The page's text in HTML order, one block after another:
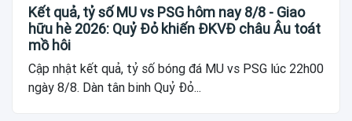
Kết quả, tỷ số MU vs PSG hôm nay 8/8 - Giao
hữu hè 2026: Quỷ Đỏ khiến ĐKVĐ châu Âu toát
mồ hôi
Cập nhật kết quả, tỷ số bóng đá MU vs PSG lúc 22h00
ngày 8/8. Dàn tân binh Quỷ Đỏ...